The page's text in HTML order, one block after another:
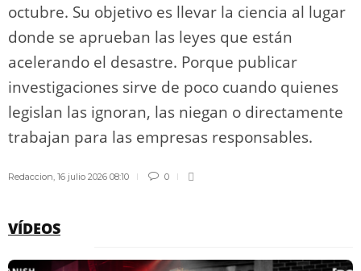
octubre. Su objetivo es llevar la ciencia al lugar
donde se aprueban las leyes que están
acelerando el desastre. Porque publicar
investigaciones sirve de poco cuando quienes
legislan las ignoran, las niegan o directamente
trabajan para las empresas responsables.
Redaccion 16 julio 2026 08:10 0
VÍDEOS